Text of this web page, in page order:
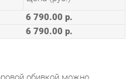
обивкой можно
предмет обстановки.